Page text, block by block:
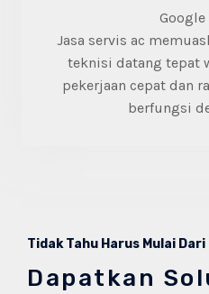
Google
Jasa servis ac
teknisi datang tepat
pekerjaan cepat dan
berfungsi
Tidak Tahu Harus Mulai Dari
Dapatkan